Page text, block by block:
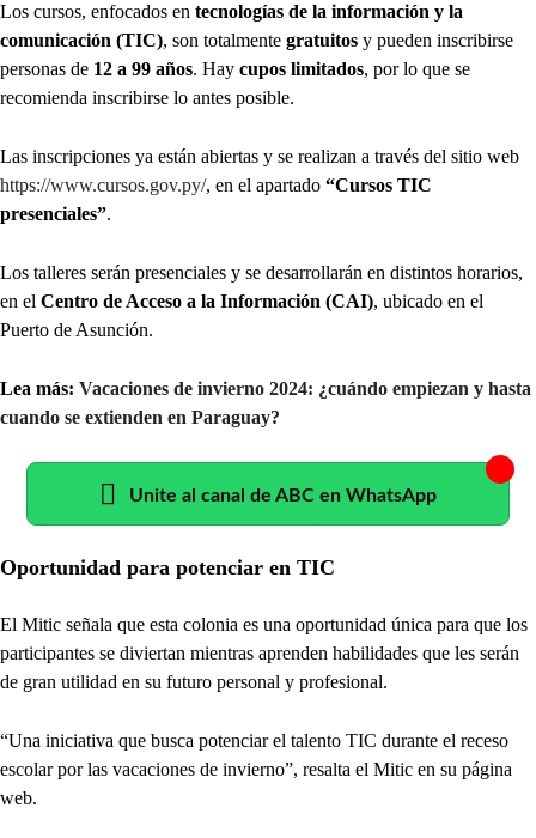
Los cursos, enfocados en tecnologías de la información y la
comunicación (TIC), son totalmente gratuitos y pueden inscribirse
personas de 12 a 99 años. Hay cupos limitados, por lo que se
recomienda inscribirse lo antes posible.
Las inscripciones ya están abiertas y se realizan a través del sitio web
https://www.cursos.gov.py/, en el apartado “Cursos TIC
presenciales”.
Los talleres serán presenciales y se desarrollarán en distintos horarios,
en el Centro de Acceso a la Información (CAI), ubicado en el
Puerto de Asunción.
Lea más: Vacaciones de invierno 2024: ¿cuándo empiezan y hasta
cuando se extienden en Paraguay?
Unite al canal de ABC en WhatsApp
Oportunidad para potenciar en TIC
El Mitic señala que esta colonia es una oportunidad única para que los
participantes se diviertan mientras aprenden habilidades que les serán
de gran utilidad en su futuro personal y profesional.
“Una iniciativa que busca potenciar el talento TIC durante el receso
escolar por las vacaciones de invierno”, resalta el Mitic en su página
web.